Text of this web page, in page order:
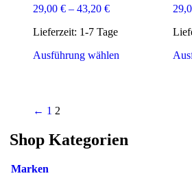
29,00 € – 43,20 €
Lieferzeit: 1-7 Tage
Ausführung wählen
Optionen
← 1 2
Shop Kategorien
Marken